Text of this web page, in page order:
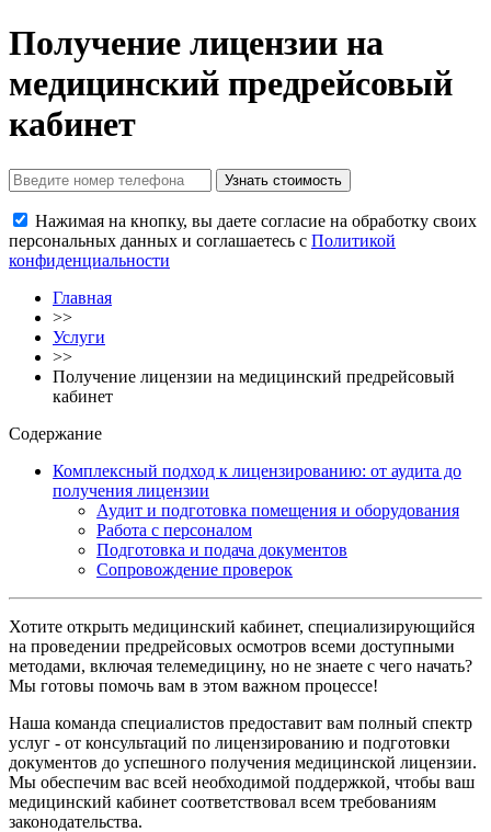
Получение лицензии на
медицинский предрейсовый
кабинет
Нажимая на кнопку, вы даете согласие на обработку своих
персональных данных и соглашаетесь с Политикой
конфиденциальности
Главная
>>
Услуги
>>
Получение лицензии на медицинский предрейсовый
кабинет
Содержание
Комплексный подход к лицензированию: от аудита до
получения лицензии
Аудит и подготовка помещения и оборудования
Работа с персоналом
Подготовка и подача документов
Сопровождение проверок
Хотите открыть медицинский кабинет, специализирующийся
на проведении предрейсовых осмотров всеми доступными
методами, включая телемедицину, но не знаете с чего начать?
Мы готовы помочь вам в этом важном процессе!
Наша команда специалистов предоставит вам полный спектр
услуг - от консультаций по лицензированию и подготовки
документов до успешного получения медицинской лицензии.
Мы обеспечим вас всей необходимой поддержкой, чтобы ваш
медицинский кабинет соответствовал всем требованиям
законодательства.